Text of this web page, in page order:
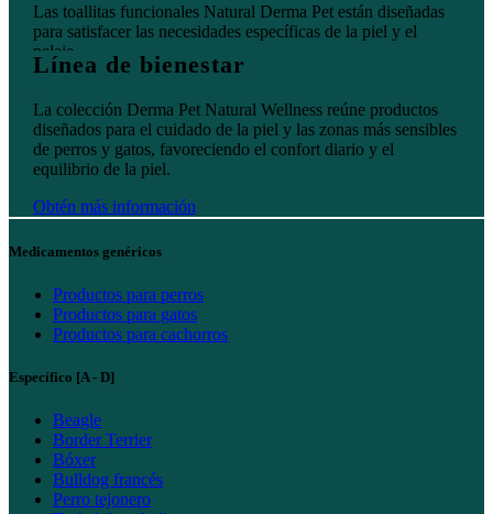
Las toallitas funcionales Natural Derma Pet están diseñadas
para satisfacer las necesidades específicas de la piel y el
pelaje.
Línea de bienestar
La colección Derma Pet Natural Wellness reúne productos
diseñados para el cuidado de la piel y las zonas más sensibles
de perros y gatos, favoreciendo el confort diario y el
equilibrio de la piel.
Obtén más información
Medicamentos genéricos
Productos para perros
Productos para gatos
Productos para cachorros
Específico [A - D]
Beagle
Border Terrier
Bóxer
Bulldog francés
Perro tejonero